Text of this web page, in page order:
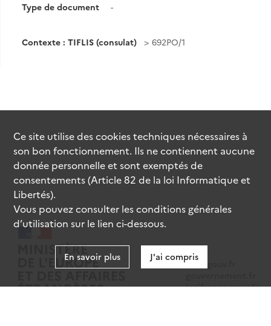
Type de document
-
Contexte : TIFLIS (consulat) 692PO/1
data.gouv.fr
legifrance.gouv.fr
Ce site utilise descookiestechniques nécessaires à
son bon fonctionnement. Ils ne contiennent aucune
donnée personnelle et sont exemptés de
consentements (Article 82 de la loi Informatique et
Libertés).
Vous pouvez consulter les conditions générales
d’utilisation sur le lien ci-dessous.
En savoir plus J'ai compris